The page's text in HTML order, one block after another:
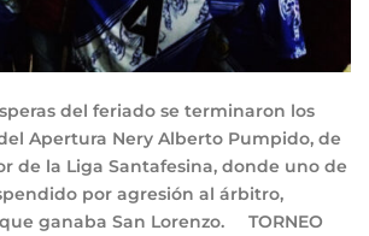
del feriado se terminaron los
Apertura Nery Alberto Pumpido, de
de la Liga Santafesina, donde uno de
por agresión al árbitro,
ganaba San Lorenzo. TORNEO